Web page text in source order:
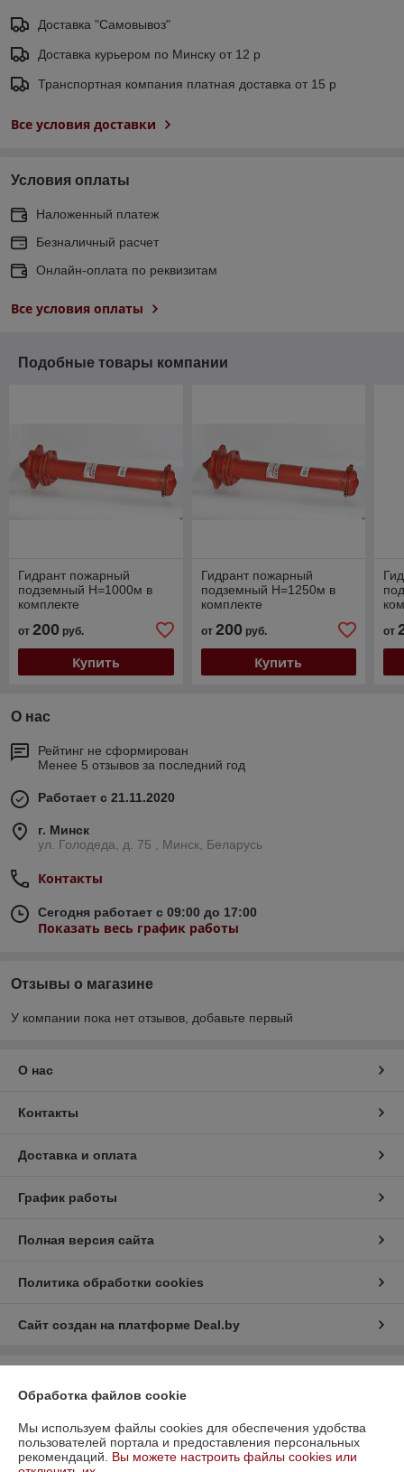
Доставка "Самовывоз"
Доставка курьером по Минску от 12 р
Транспортная компания платная доставка от 15 р
Все условия доставки
Условия оплаты
Наложенный платеж
Безналичный расчет
Онлайн-оплата по реквизитам
Все условия оплаты
Подобные товары компании
Гидрант пожарный
подземный Н=1000м в
комплекте
от 200 руб.
Купить
Гидрант пожарный
подземный Н=1250м в
комплекте
от 200руб.
Купить
от
О нас
Рейтинг не сформирован
Менее 5 отзывов за последний год
Работает с 21.11.2020
г. Минск
ул. Голодеда, д. 75 , Минск, Беларусь
Контакты
Сегодня работает с 09:00 до 17:00
Показать весь график работы
Отзывы о магазине
У компании пока нет отзывов, добавьте первый
О нас
Контакты
Доставка и оплата
График работы
Полная версия сайта
Политика обработки cookies
Сайт создан на платформе Deal.by
220077, г. Минск, ул. Голодеда, д. 75, ком. 9
Регистрационный номер ЕГР: 193484795
Обработка файлов cookie
Мы используем файлы cookies для обеспечения удобства
пользователей портала и предоставления персональных
рекомендаций. Вы можете настроить файлы cookies или